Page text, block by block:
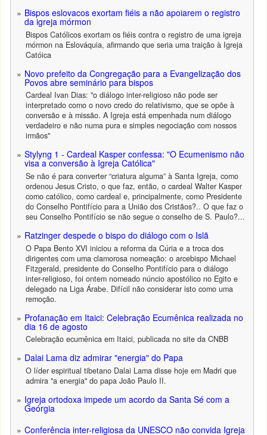
Bispos eslovacos exortam fiéis a não apoiarem o registro
da igreja mórmon
Bispos Católicos exortam os fiéis contra o registro de uma igreja
mórmon na Eslováquia, afirmando que seria uma traição à Igreja
Catóica
Novo prefeito da Congregação para a Evangelização dos
Povos abre seminário para bispos
Cardeal Ivan Dias: "o diálogo inter-religioso não pode ser
interpretado como o novo credo do relativismo, que se opõe à
conversão e à missão. A Igreja está empenhada num diálogo
verdadeiro e não numa pura e simples negociação com nossos
irmãos"
Stylyng 1 - Cardeal Kasper confessa: "O Ecumenismo não
visa a conversão à Igreja Católica"
Se não é para converter “criatura alguma” à Santa Igreja, como
ordenou Jesus Cristo, o que faz, então, o cardeal Walter Kasper
como católico, como cardeal e, principalmente, como Presidente
do Conselho Pontifício para a União dos Cristãos?.. O que faz o
seu Conselho Pontifício se não segue o conselho de S. Paulo?...
Ratzinger despede o bispo do diálogo com o Islã
O Papa Bento XVI iniciou a reforma da Cúria e a troca dos
dirigentes com uma clamorosa nomeação: o arcebispo Michael
Fitzgerald, presidente do Conselho Pontifício para o diálogo
inter-religioso, foi ontem nomeado núncio apostólico no Egito e
delegado na Liga Árabe. Difícil não considerar isto como uma
remoção.
Profanação em Itaici: Celebração Ecumênica realizada no
dia 16 de agosto
Celebração ecumênica em Itaici, publicada no site da CNBB
Dalai Lama diz admirar "energia" do Papa
O líder espiritual tibetano Dalai Lama disse hoje em Madri que
admira "a energia" do papa João Paulo II.
Igreja ortodoxa impede um acordo da Santa Sé com a
Geórgia
Conferência inter-religiosa da UNESCO não convida Igreja